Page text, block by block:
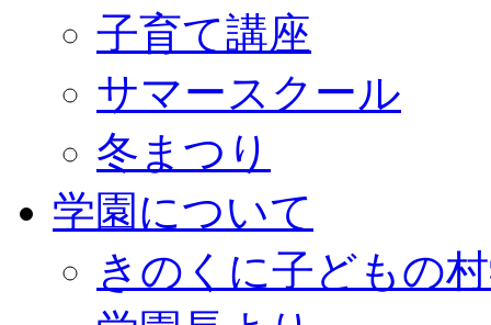
子育て講座
サマースクール
冬まつり
学園について
きのくに子どもの